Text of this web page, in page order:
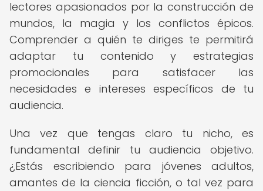
lectores apasionados por la construcción de
mundos, la magia y los conflictos épicos.
Comprender a quién te diriges te permitirá
adaptar tu contenido y estrategias
promocionales para satisfacer las
necesidades e intereses específicos de tu
audiencia.
Una vez que tengas claro tu nicho, es
fundamental definir tu audiencia objetivo.
¿Estás escribiendo para jóvenes adultos,
amantes de la ciencia ficción, o tal vez para